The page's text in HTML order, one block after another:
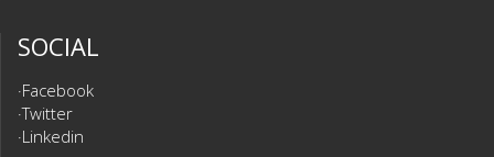
SOCIAL
Facebook
Twitter
Linkedin